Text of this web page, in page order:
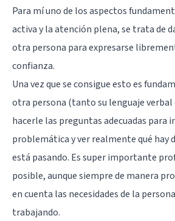
Para mí uno de los aspectos
activay laatención plena, se trata de
otra persona para expresarse
confianza.
Una vez que se consigue esto es
otra persona (tanto su lenguaje verbal
hacerle las preguntas adecuadas para
problemática y ver realmente qué hay
está pasando. Es super importante
posible, aunque siempre de manera
en cuenta las necesidades de la
trabajando.